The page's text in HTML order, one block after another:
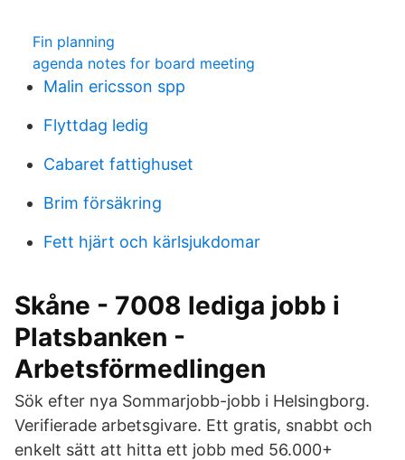
Fin planning
agenda notes for board meeting
Malin ericsson spp
Flyttdag ledig
Cabaret fattighuset
Brim försäkring
Fett hjärt och kärlsjukdomar
Skåne - 7008 lediga jobb i
Platsbanken -
Arbetsförmedlingen
Sök efter nya Sommarjobb-jobb i Helsingborg.
Verifierade arbetsgivare. Ett gratis, snabbt och
enkelt sätt att hitta ett jobb med 56.000+